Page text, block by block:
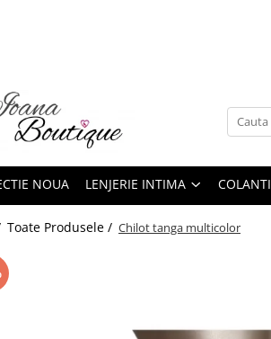
uri
NOUA LENJERIE INTIMA COLANTI
Toate Produsele / Chilot tanga multicolor